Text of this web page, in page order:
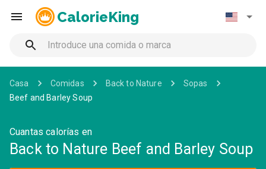
CalorieKing
Casa Comidas Back to Nature
Sopas
Beef and Barley Soup
Cuantas calorías en
Back to Nature Beef and Barley Soup